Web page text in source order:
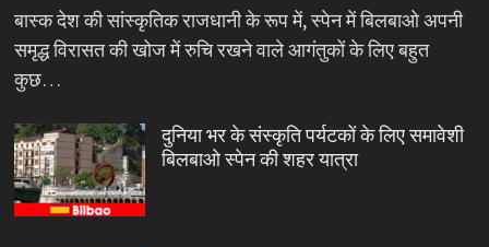
बास्क देश की सांस्कृतिक राजधानी के रूप में, स्पेन में बिलबाओ अपनी
समृद्ध विरासत की खोज में रुचि रखने वाले आगंतुकों के लिए बहुत
कुछ…
दुनिया भर के संस्कृति पर्यटकों के लिए समावेशी
बिलबाओ स्पेन की शहर यात्रा